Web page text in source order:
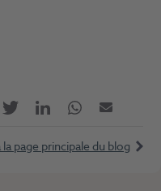
TwitterLinkedInTwitterE-mail
la page principale du blog